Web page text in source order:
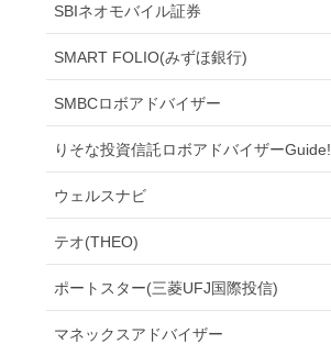
SBIネオモバイル証券
SMART FOLIO(みずほ銀行)
SMBCロボアドバイザー
りそな投資信託ロボアドバイザーGuide!
ウェルスナビ
テオ(THEO)
ポートスター(三菱UFJ国際投信)
マネックスアドバイザー